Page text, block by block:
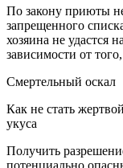
По закону приюты
запрещенного
хозяина не удастся
зависимости от
Смертельный оскал
Как не стать
укуса
Получить